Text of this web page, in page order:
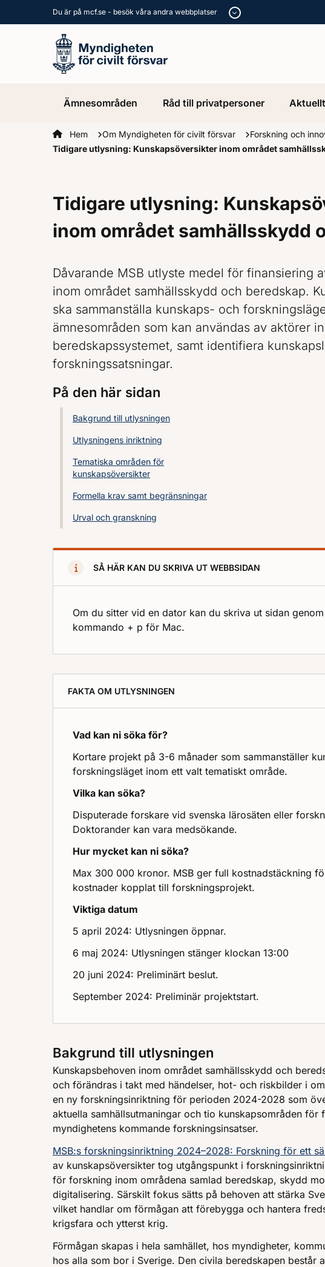
Du är på mcf.se - besök våra andra webbplatser
Ämnesområden Råd till privatpersoner Aktuellt
Startsidan
Hem Om Myndigheten för civilt försvar Forskning och
Tidigare utlysning: Kunskapsöversikter inom området
Tidigare utlysning:
inom området samhällsskydd
Dåvarande MSB utlyste medel för finansiering
inom området samhällsskydd och beredskap.
ska sammanställa kunskaps- och
ämnesområden som kan användas av aktörer
beredskapssystemet, samt identifiera
forskningssatsningar.
På den här sidan
Bakgrund till utlysningen
Utlysningens inriktning
Tematiska områden för
kunskapsöversikter
Formella krav samt begränsningar
Urval och granskning
SÅ HÄR KAN DU SKRIVA UT WEBBSIDAN
Om du sitter vid en dator kan du skriva ut sidan
kommando + p för Mac.
FAKTA OM UTLYSNINGEN
Vad kan ni söka för?
Kortare projekt på 3-6 månader som sammanställer
forskningsläget inom ett valt tematiskt område.
Vilka kan söka?
Disputerade forskare vid svenska lärosäten eller
Doktorander kan vara medsökande.
Hur mycket kan ni söka?
Max 300 000 kronor. MSB ger full kostnadstäckning
kostnader kopplat till forskningsprojekt.
Viktiga datum
5 april 2024: Utlysningen öppnar.
6 maj 2024: Utlysningen stänger klockan 13:00
20 juni 2024: Preliminärt beslut.
September 2024: Preliminär projektstart.
Bakgrund till utlysningen
Kunskapsbehoven inom området samhällsskydd och
och förändras i takt med händelser, hot- och riskbilder i
en ny forskningsinriktning för perioden 2024-2028 som
aktuella samhällsutmaningar och tio kunskapsområden för
myndighetens kommande forskningsinsatser.
MSB:s forskningsinriktning 2024–2028: Forskning för ett
av kunskapsöversikter tog utgångspunkt i
för forskning inom områdena samlad beredskap, skydd
digitalisering. Särskilt fokus sätts på behoven att stärka
vilket handlar om förmågan att förebygga och hantera
krigsfara och ytterst krig.
Förmågan skapas i hela samhället, hos myndigheter,
hos alla som bor i Sverige. Den civila beredskapen består